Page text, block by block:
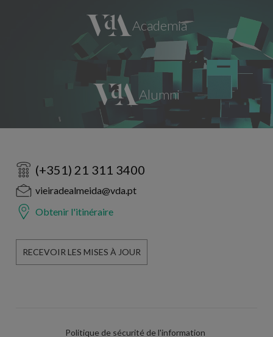
(+351) 21 311 3400
vieiradealmeida@vda.pt
Obtenir l'itinéraire
RECEVOIR LES MISES À JOUR
Politique de sécurité de l'information